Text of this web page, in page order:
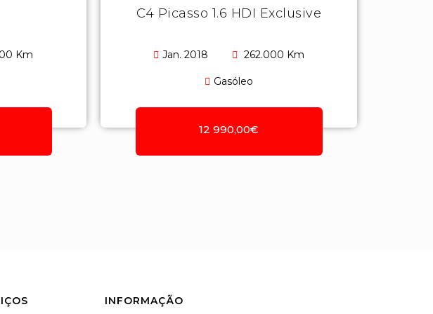
Km
C4 Picasso 1.6 HDI Exclusive
Jan. 2018 262.000 Km
Gasóleo
12 990,00€
INFORMAÇÃO